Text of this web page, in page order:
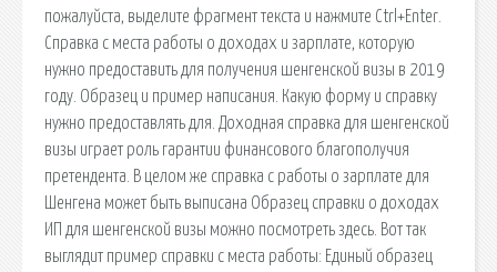
пожалуйста, выделите фрагмент текста и нажмите Ctrl+Enter.
Справка с места работы о доходах и зарплате, которую
нужно предоставить для получения шенгенской визы в 2019
году. Образец и пример написания. Какую форму и справку
нужно предоставлять для. Доходная справка для шенгенской
визы играет роль гарантии финансового благополучия
претендента. В целом же справка с работы о зарплате для
Шенгена может быть выписана Образец справки о доходах
ИП для шенгенской визы можно посмотреть здесь. Вот так
выглядит пример справки с места работы: Единый образец